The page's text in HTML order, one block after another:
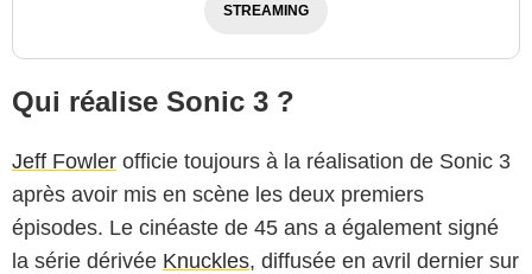
STREAMING
Qui réalise Sonic 3 ?
Jeff Fowler officie toujours à la réalisation de Sonic 3
après avoir mis en scène les deux premiers
épisodes. Le cinéaste de 45 ans a également signé
la série dérivée Knuckles, diffusée en avril dernier sur